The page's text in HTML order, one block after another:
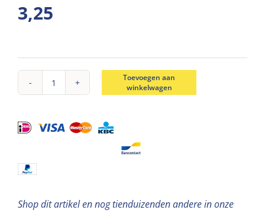
3,25
Piepschuim
wit
Toevoegen aan
winkelwagen
Shop dit artikel en nog tienduizenden andere in onze